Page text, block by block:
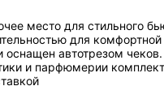
место для стильного
для
оснащен автотрезом чеков.
и парфюмерии